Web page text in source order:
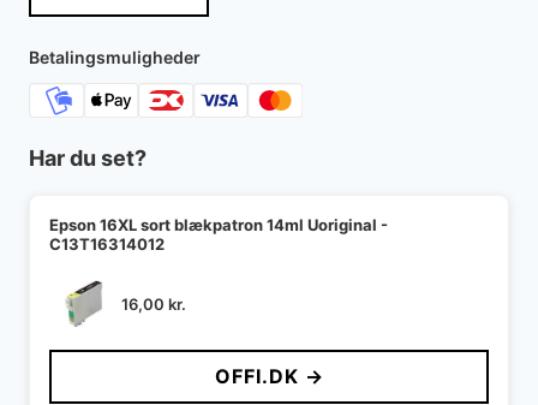
Betalingsmuligheder
Har du set?
Epson 16XL sort blækpatron 14ml Uoriginal -
C13T16314012
16,00 kr.
OFFI.DK →